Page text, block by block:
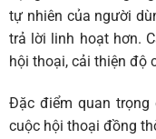
tự nhiên của người
trả lời linh hoạt hơn.
hội thoại, cải thiện độ
Đặc điểm quan trọng
cuộc hội thoại đồng